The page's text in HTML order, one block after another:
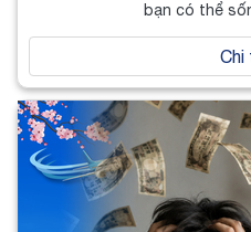
bạn có thể
Chi